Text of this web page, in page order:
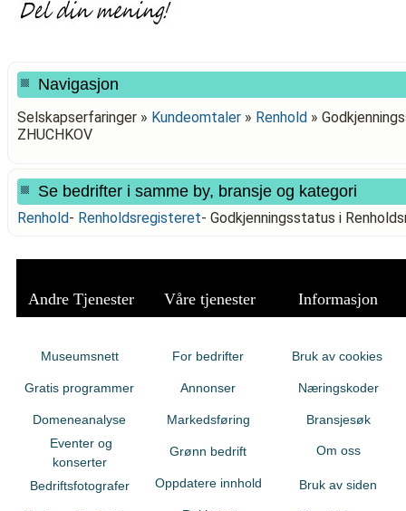
Navigasjon
Selskapserfaringer » Kundeomtaler » Renhold »
ZHUCHKOV
Se bedrifter i samme by, bransje og kategori
Renhold- Renholdsregisteret- Godkjenningsstatus i
Andre Tjenester Våre tjenester Informasjon
Museumsnett
Gratis programmer
Domeneanalyse
Eventer og
konserter
Bedriftsfotografer
For bedrifter
Annonser
Markedsføring
Grønn bedrift
Oppdatere innhold
Bruk av cookies
Næringskoder
Bransjesøk
Om oss
Bruk av siden